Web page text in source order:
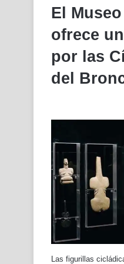
El
ofrece
por las
del
Las figurillas